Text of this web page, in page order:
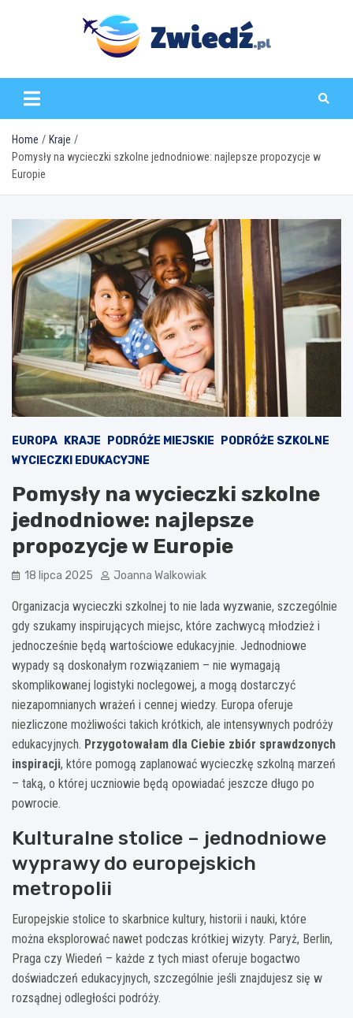
zwiedz.pl
Home
Kraje
Pomysły na wycieczki szkolne jednodniowe: najlepsze propozycje w
Europie
EUROPA KRAJE PODRÓŻE MIEJSKIE
PODRÓŻE SZKOLNE
WYCIECZKI EDUKACYJNE
Pomysły na wycieczki szkolne
jednodniowe: najlepsze
propozycje w Europie
18 lipca 2025 Joanna Walkowiak
Organizacja wycieczki szkolnej to nie lada wyzwanie, szczególnie
gdy szukamy inspirujących miejsc, które zachwycą młodzież i
jednocześnie będą wartościowe edukacyjnie. Jednodniowe
wypady są doskonałym rozwiązaniem – nie wymagają
skomplikowanej logistyki noclegowej, a mogą dostarczyć
niezapomnianych wrażeń i cennej wiedzy. Europa oferuje
niezliczone możliwości takich krótkich, ale intensywnych podróży
edukacyjnych. Przygotowałam dla Ciebie zbiór sprawdzonych
inspiracji, które pomogą zaplanować wycieczkę szkolną marzeń
– taką, o której uczniowie będą opowiadać jeszcze długo po
powrocie.
Kulturalne stolice – jednodniowe
wyprawy do europejskich
metropolii
Europejskie stolice to skarbnice kultury, historii i nauki, które
można eksplorować nawet podczas krótkiej wizyty. Paryż, Berlin,
Praga czy Wiedeń – każde z tych miast oferuje bogactwo
doświadczeń edukacyjnych, szczególnie jeśli znajdujesz się w
rozsądnej odległości podróży.